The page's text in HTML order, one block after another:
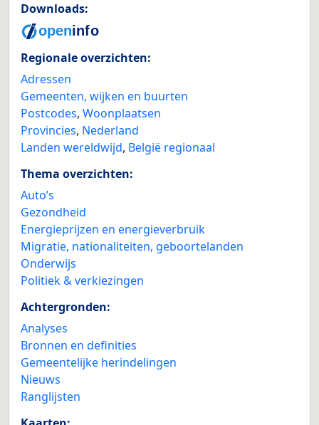
Downloads:
Regionale overzichten:
Adressen
Gemeenten, wijken en buurten
Postcodes, Woonplaatsen
Provincies, Nederland
Landen wereldwijd, België regionaal
Thema overzichten:
Auto’s
Gezondheid
Energieprijzen en energieverbruik
Migratie, nationaliteiten, geboortelanden
Onderwijs
Politiek & verkiezingen
Achtergronden:
Analyses
Bronnen en definities
Gemeentelijke herindelingen
Nieuws
Ranglijsten